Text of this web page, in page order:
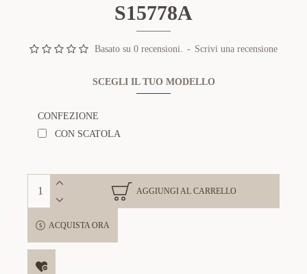
S15778A
Basato su 0 recensioni. - Scrivi una recensione
SCEGLI IL TUO MODELLO
CONFEZIONE
CON SCATOLA
AGGIUNGI AL CARRELLO
ACQUISTA ORA